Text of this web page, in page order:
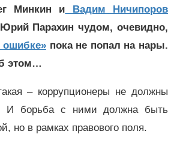
Минкин и Вадим Ничипоров
Парахин чудом, очевидно,
ошибке» пока не попал на нары.
этом…
– коррупционеры не должны
И борьба с ними должна быть
но в рамках правового поля.